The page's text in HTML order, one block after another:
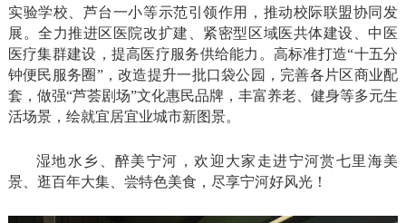
实验学校、芦台一小等示范引领作用，推动校际联盟协同发
展。全力推进区医院改扩建、紧密型区域医共体建设、中医
医疗集群建设，提高医疗服务供给能力。高标准打造“十五分
钟便民服务圈”，改造提升一批口袋公园，完善各片区商业配
套，做强“芦荟剧场”文化惠民品牌，丰富养老、健身等多元生
活场景，绘就宜居宜业城市新图景。
湿地水乡、醉美宁河，欢迎大家走进宁河赏七里海美
景、逛百年大集、尝特色美食，尽享宁河好风光！